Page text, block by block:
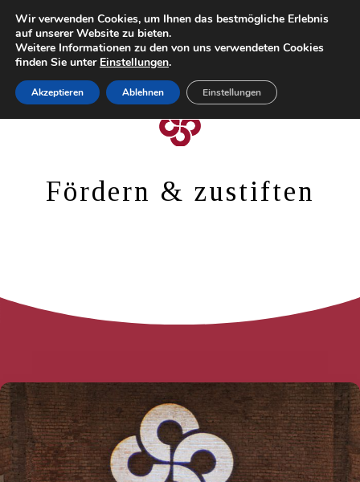
HOME
DIE STIFTUNG
DEUTSCHER KULTURPREIS
KONTAKT
Fördern & zustiften
Wir verwenden Cookies, um Ihnen das bestmögliche Erlebnis
auf unserer Website zu bieten.
Weitere Informationen zu den von uns verwendeten Cookies
finden Sie unter Einstellungen.
Akzeptieren Ablehnen Einstellungen